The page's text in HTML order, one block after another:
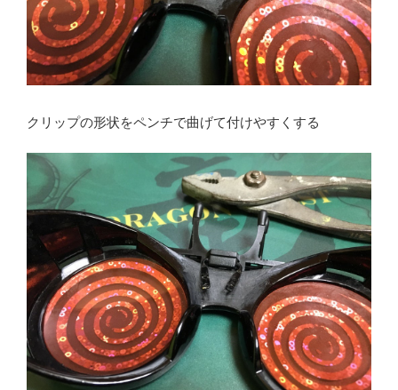
クリップの形状をペンチで曲げて付けやすくする